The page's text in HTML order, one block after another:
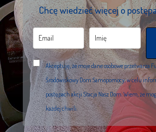
Chcę wiedzieć więcej o
Akceptuję, że moje dane osobowe przetwarza
Środowiskowy Dom Samopomocy, w celu
postępach akcji Stacja Nasz Dom. Wiem, że
każdej chwili.